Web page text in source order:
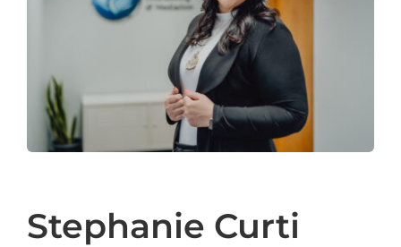
Nous joindre
Stephanie Curti